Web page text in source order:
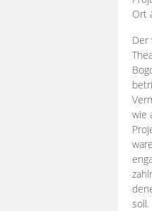
Ort
Der
wie
zahlr
soll.